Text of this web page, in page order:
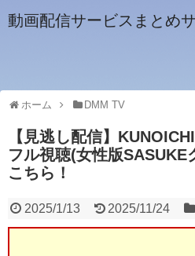
動画配信サービスまとめ
ホーム DMM TV
【見逃し配信】
フル視聴(女性版
こちら！
2025/1/13 2025/11/24